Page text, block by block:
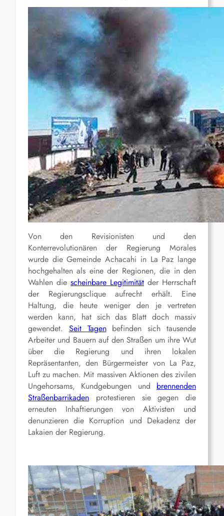
Von den Revisionisten und den
Konterrevolutionären der Regierung Morales
wurde die Gemeinde Achacahi in La Paz lange
hochgehalten als eine der Regionen, die in den
Wahlen die scheinbare Legitimität der Herrschaft
der Regierungsclique aufrecht erhält. Eine
Haltung, die heute weniger den je vertreten
werden kann, hat sich das Blatt doch massiv
gewendet. Seit Tagenbefinden sich tausende
Arbeiter und Bauern auf den Straßen um ihre Wut
über die Regierung und ihren lokalen
Repräsentanten, den Bürgermeister von La Paz,
Luft zu machen. Mit massiven Aktionen des zivilen
Ungehorsams, Kundgebungen und brennenden
Straßenbarrikaden protestieren sie gegen die
erneuten Inhaftierungen von Aktivisten und
denunzieren die Korruption und Dekadenz der
Lakaien der Regierung.